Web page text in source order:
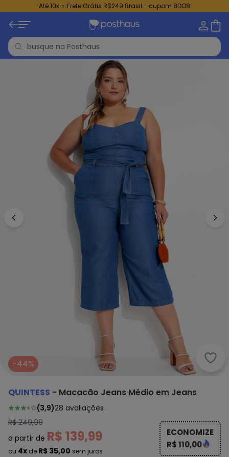
Até 10x + Frete Grátis R$249 Brasil - cupom 8DO8
-44%
QUINTESS - Macacão Jeans Médio em Jeans
(3,9)28 avaliações
R$ 249,99
a partir de R$ 139,99
ou 4x de R$ 35,00 sem juros
ECONOMIZE
R$ 110,00